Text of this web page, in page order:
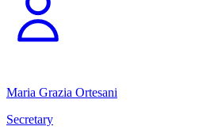
Maria Grazia Ortesani
Secretary